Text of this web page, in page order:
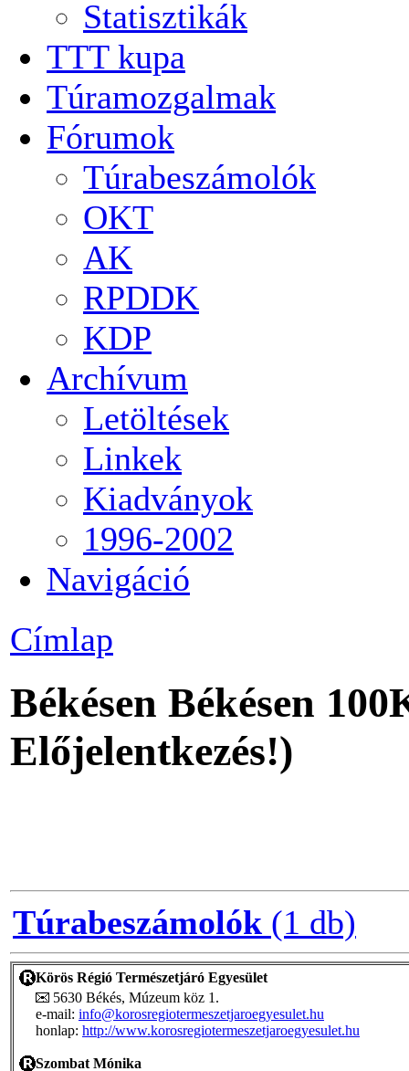
Statisztikák
TTT kupa
Túramozgalmak
Fórumok
Túrabeszámolók
OKT
AK
RPDDK
KDP
Archívum
Letöltések
Linkek
Kiadványok
1996-2002
Navigáció
Címlap
Békésen Békésen
Előjelentkezés!)
Túrabeszámolók (1 db)
Körös Régió Természetjáró Egyesület
5630 Békés, Múzeum köz 1.
e-mail: info@korosregiotermeszetjaroegyesulet.hu
honlap: http://www.korosregiotermeszetjaroegyesulet.hu
Szombat Mónika